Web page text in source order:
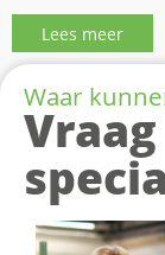
Lees meer
Waar